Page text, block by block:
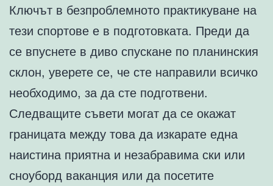
Ключът в безпроблемното практикуване на
тези спортове е в подготовката. Преди да
се впуснете в диво спускане по планинския
склон, уверете се, че сте направили всичко
необходимо, за да сте подготвени.
Следващите съвети могат да се окажат
границата между това да изкарате една
наистина приятна и незабравима ски или
сноуборд ваканция или да посетите